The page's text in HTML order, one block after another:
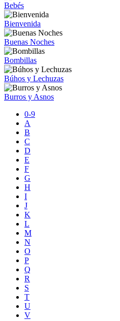
Bebés
Bienvenida
Buenas Noches
Bombillas
Búhos y Lechuzas
Burros y Asnos
0-9
A
B
C
D
E
F
G
H
I
J
K
L
M
N
O
P
Q
R
S
T
U
V